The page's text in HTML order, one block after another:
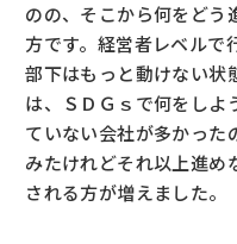
のの、そこから何をどう
方です。経営者レベルで
部下はもっと動けない状
は、ＳＤＧｓで何をしよ
ていない会社が多かった
みたけれどそれ以上進め
される方が増えました。